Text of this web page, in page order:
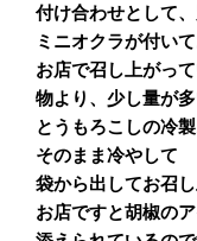
付け合わせとして
ミニオクラが付いて
お店で召し上がっ
物より、少し量が多
とうもろこしの冷
そのまま冷やして
袋から出してお召し
お店ですと胡椒の